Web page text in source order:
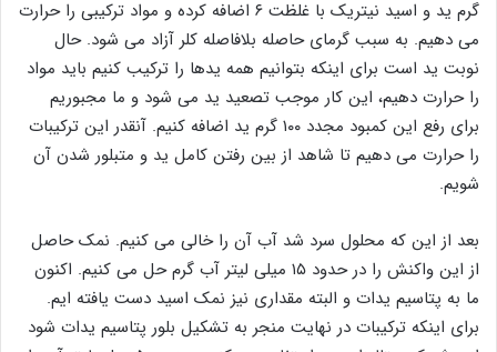
گرم ید و اسید نیتریک با غلظت ۶ اضافه کرده و مواد ترکیبی را حرارت
می دهیم. به سبب گرمای حاصله بلافاصله کلر آزاد می شود. حال
نوبت ید است برای اینکه بتوانیم همه یدها را ترکیب کنیم باید مواد
را حرارت دهیم، این کار موجب تصعید ید می شود و ما مجبوریم
برای رفع این کمبود مجدد ۱۰۰ گرم ید اضافه کنیم. آنقدر این ترکیبات
را حرارت می دهیم تا شاهد از بین رفتن کامل ید و متبلور شدن آن
شویم.
بعد از این که محلول سرد شد آب آن را خالی می کنیم. نمک حاصل
از این واکنش را در حدود ۱۵ میلی لیتر آب گرم حل می کنیم. اکنون
ما به پتاسیم یدات و البته مقداری نیز نمک اسید دست یافته ایم.
برای اینکه ترکیبات در نهایت منجر به تشکیل بلور پتاسیم یدات شود